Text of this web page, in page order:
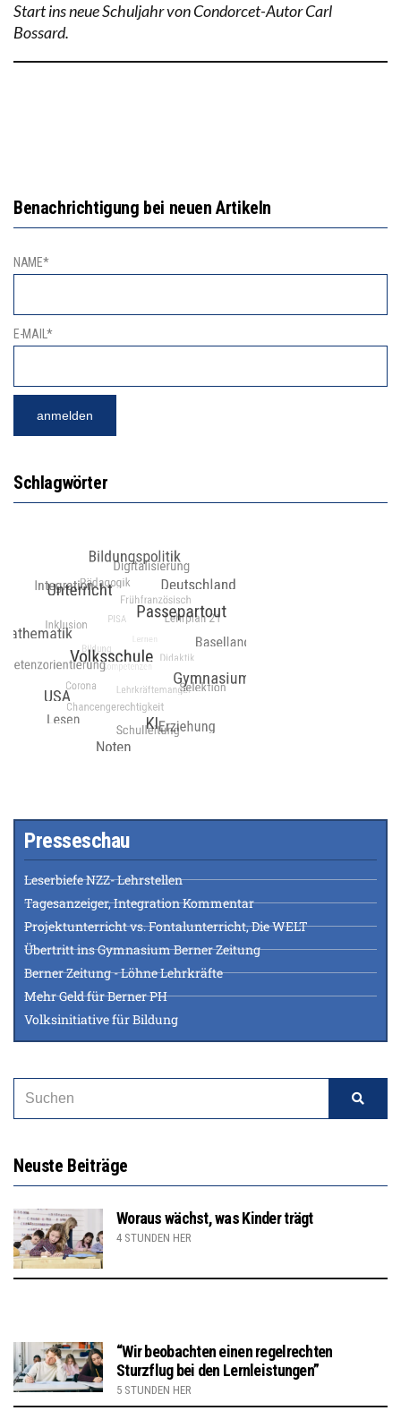
Start ins neue Schuljahr von Condorcet-Autor Carl
Bossard.
Benachrichtigung bei neuen Artikeln
NAME*
E-MAIL*
Schlagwörter
Presseschau
Leserbiefe NZZ- Lehrstellen
Tagesanzeiger, Integration Kommentar
Projektunterricht vs. Fontalunterricht, Die WELT
Übertritt ins Gymnasium Berner Zeitung
Berner Zeitung - Löhne Lehrkräfte
Mehr Geld für Berner PH
Volksinitiative für Bildung
Neuste Beiträge
Woraus wächst, was Kinder trägt
4 STUNDEN HER
“Wir beobachten einen regelrechten
Sturzflug bei den Lernleistungen”
5 STUNDEN HER